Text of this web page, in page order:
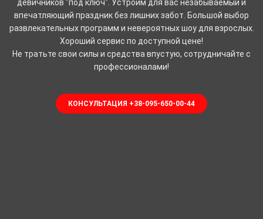
девичников "под ключ". Устроим для вас незабываемый и
впечатляющий праздник без лишних забот. Большой выбор
развлекательных программ и невероятных шоу для взрослых.
Хороший сервис по доступной цене!
Не тратьте свои силы и средства впустую, сотрудничайте с
профессионалами!
КОНСУЛЬТАЦИЯ +38-095-650-00-44